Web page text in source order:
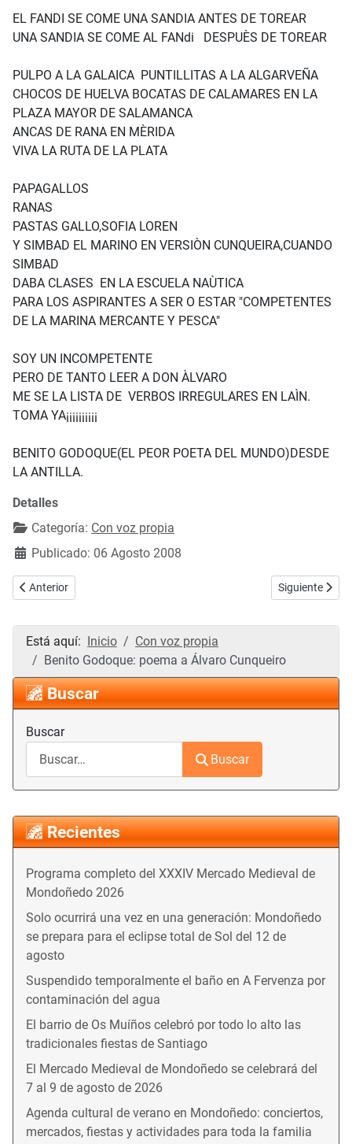
EL FANDI SE COME UNA SANDIA ANTES DE TOREAR
UNA SANDIA SE COME AL FANdi DESPUÈS DE TOREAR
PULPO A LA GALAICA PUNTILLITAS A LA ALGARVEÑA
CHOCOS DE HUELVA BOCATAS DE CALAMARES EN LA
PLAZA MAYOR DE SALAMANCA
ANCAS DE RANA EN MÈRIDA
VIVA LA RUTA DE LA PLATA
PAPAGALLOS
RANAS
PASTAS GALLO,SOFIA LOREN
Y SIMBAD EL MARINO EN VERSIÒN CUNQUEIRA,CUANDO
SIMBAD
DABA CLASES EN LA ESCUELA NAÙTICA
PARA LOS ASPIRANTES A SER O ESTAR "COMPETENTES
DE LA MARINA MERCANTE Y PESCA"
SOY UN INCOMPETENTE
PERO DE TANTO LEER A DON ÀLVARO
ME SE LA LISTA DE VERBOS IRREGULARES EN LAÌN.
TOMA YA¡¡¡¡¡¡¡¡¡¡
BENITO GODOQUE(EL PEOR POETA DEL MUNDO)DESDE
LA ANTILLA.
Detalles
Categoría: Con voz propia
Publicado: 06 Agosto 2008
Artículo anterior: Benito Godoque nos dedica otro poema
Anterior Artículo
Siguiente
Está aquí: Inicio
Con voz propia
Benito Godoque: poema a Álvaro Cunqueiro
Buscar
Buscar
Buscar
Recientes
Programa completo del XXXIV Mercado Medieval de
Mondoñedo 2026
Solo ocurrirá una vez en una generación: Mondoñedo
se prepara para el eclipse total de Sol del 12 de
agosto
Suspendido temporalmente el baño en A Fervenza por
contaminación del agua
El barrio de Os Muíños celebró por todo lo alto las
tradicionales fiestas de Santiago
El Mercado Medieval de Mondoñedo se celebrará del
7 al 9 de agosto de 2026
Agenda cultural de verano en Mondoñedo: conciertos,
mercados, fiestas y actividades para toda la familia